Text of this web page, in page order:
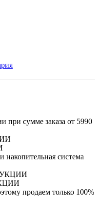
при сумме заказа от 5990
система
продаем только 100%